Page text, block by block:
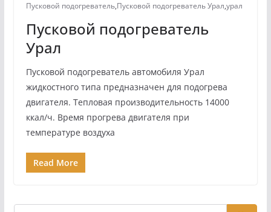
Пусковой подогреватель,Пусковой подогреватель Урал,урал
Пусковой подогреватель
Урал
Пусковой подогреватель автомобиля Урал
жидкостного типа предназначен для подогрева
двигателя. Тепловая производительность 14000
ккал/ч. Время прогрева двигателя при
температуре воздуха
Read More